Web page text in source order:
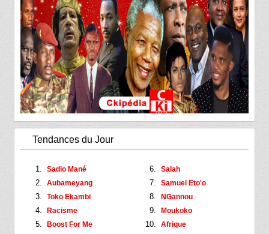
Tendances du Jour
Sadio Mané
Aubameyang
Toko Ekambi
Racisme
Boost For Me
Salah
Samuel Eto'o
NGannou
Moukoko
Afrique